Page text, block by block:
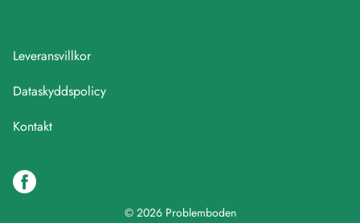
Leveransvillkor
Dataskyddspolicy
Kontakt
© 2026 Problemboden